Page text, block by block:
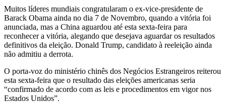
Muitos líderes mundiais congratularam o ex-vice-presidente de
Barack Obama ainda no dia 7 de Novembro, quando a vitória foi
anunciada, mas a China aguardou até esta sexta-feira para
reconhecer a vitória, alegando que desejava aguardar os resultados
definitivos da eleição. Donald Trump, candidato à reeleição ainda
não admitiu a derrota.
O porta-voz do ministério chinês dos Negócios Estrangeiros reiterou
esta sexta-feira que o resultado das eleições americanas seria
“confirmado de acordo com as leis e procedimentos em vigor nos
Estados Unidos”.